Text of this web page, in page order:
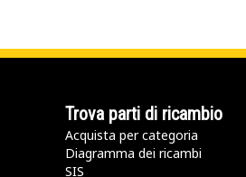
Trova parti di ricambio
Acquista per categoria
Diagramma dei ricambi
SIS